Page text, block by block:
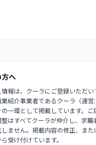
へ
報は、クーラにご登録いただ
紹介事業者であるクーラ（運営
一環として掲載しています。ご
はすべてクーラが仲介し、求
ません。掲載内容の修正、ま
受け付けています。